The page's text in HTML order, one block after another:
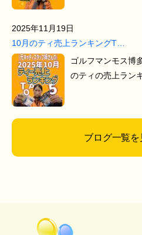
2025年11月19日
10月のティ売上ランキングT…
ゴルフマンモス博
のティの売上ラン
ブログ一覧を